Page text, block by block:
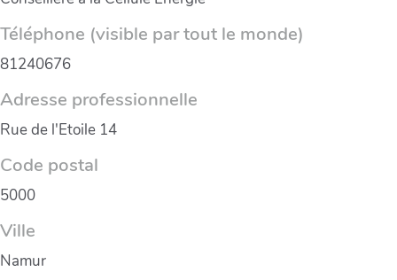
Téléphone (visible par tout le monde)
81240676
Adresse professionnelle
Rue de l'Etoile 14
Code postal
5000
Ville
Namur